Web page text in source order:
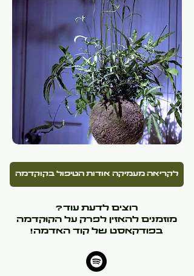
לקריאה מעמיקה אודות הטיפול בקוקדמה
רוצים לדעת עוד?
מוזמנים להאזין לפרק על הקוקדמה
בפודקאסט של קוד האדמה!